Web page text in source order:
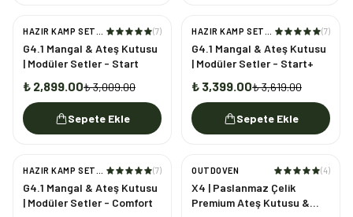
%4
(7)
G4.1 Mangal & Ateş Kutusu
| Modüler Setler - Start
₺ 2,899.00₺ 3,009.00
Sepete Ekle
%6
(7)
G4.1 Mangal & Ateş Kutusu
| Modüler Setler - Start+
₺ 3,399.00₺ 3,619.00
Sepete Ekle
%11
(7)
G4.1 Mangal & Ateş Kutusu
| Modüler Setler - Comfort
OUTDOVEN (4)
X4 | Paslanmaz Çelik
Premium Ateş Kutusu &